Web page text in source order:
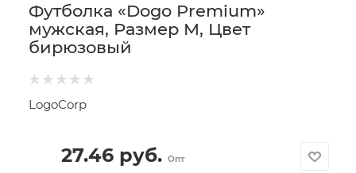
Футболка «Dogo Premium»
мужская, Размер M, Цвет
бирюзовый
LogoCorp
27.46руб. Опт